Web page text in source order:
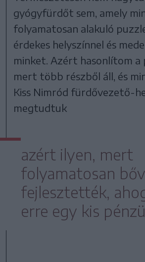
gyógyfürdőt sem, amely
folyamatosan alakuló
érdekes helyszínnel és
minket. Azért hasonlítom a
mert több részből áll, és
Kiss Nimród fürdővezető-
megtudtuk
azért ilyen, mert
folyamatosan
fejlesztették,
erre egy kis